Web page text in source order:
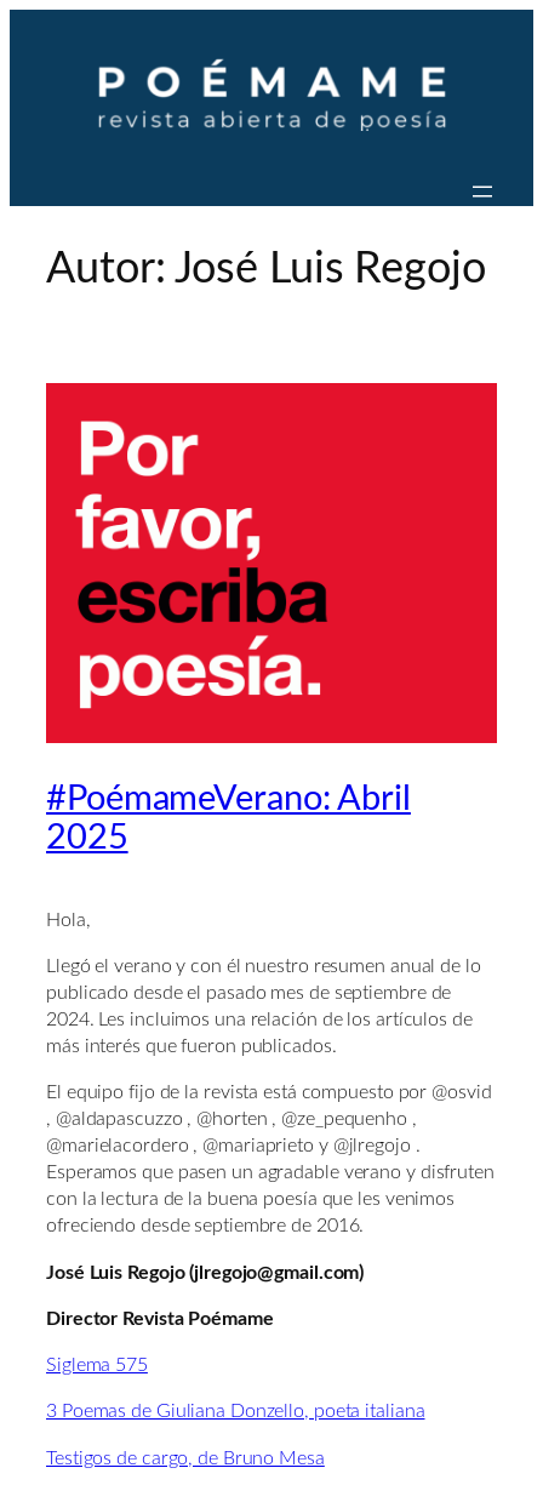
contenido
Autor:José Luis Regojo
#PoémameVerano: Abril
2025
Hola,
Llegó el verano y con él nuestro resumen anual de lo
publicado desde el pasado mes de septiembre de
2024. Les incluimos una relación de los artículos de
más interés que fueron publicados.
El equipo fijo de la revista está compuesto por @osvid
, @aldapascuzzo , @horten , @ze_pequenho ,
@marielacordero , @mariaprieto y @jlregojo .
Esperamos que pasen un agradable verano y disfruten
con la lectura de la buena poesía que les venimos
ofreciendo desde septiembre de 2016.
José Luis Regojo (jlregojo@gmail.com)
Director Revista Poémame
Siglema 575
3 Poemas de Giuliana Donzello, poeta italiana
Testigos de cargo, de Bruno Mesa